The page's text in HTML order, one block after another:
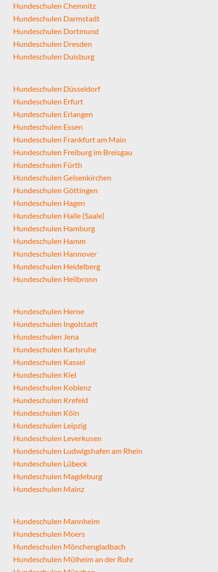
Hundeschulen Chemnitz
Hundeschulen Darmstadt
Hundeschulen Dortmund
Hundeschulen Dresden
Hundeschulen Duisburg
Hundeschulen Düsseldorf
Hundeschulen Erfurt
Hundeschulen Erlangen
Hundeschulen Essen
Hundeschulen Frankfurt am Main
Hundeschulen Freiburg im Breisgau
Hundeschulen Fürth
Hundeschulen Gelsenkirchen
Hundeschulen Göttingen
Hundeschulen Hagen
Hundeschulen Halle (Saale)
Hundeschulen Hamburg
Hundeschulen Hamm
Hundeschulen Hannover
Hundeschulen Heidelberg
Hundeschulen Heilbronn
Hundeschulen Herne
Hundeschulen Ingolstadt
Hundeschulen Jena
Hundeschulen Karlsruhe
Hundeschulen Kassel
Hundeschulen Kiel
Hundeschulen Koblenz
Hundeschulen Krefeld
Hundeschulen Köln
Hundeschulen Leipzig
Hundeschulen Leverkusen
Hundeschulen Ludwigshafen am Rhein
Hundeschulen Lübeck
Hundeschulen Magdeburg
Hundeschulen Mainz
Hundeschulen Mannheim
Hundeschulen Moers
Hundeschulen Mönchengladbach
Hundeschulen Mülheim an der Ruhr